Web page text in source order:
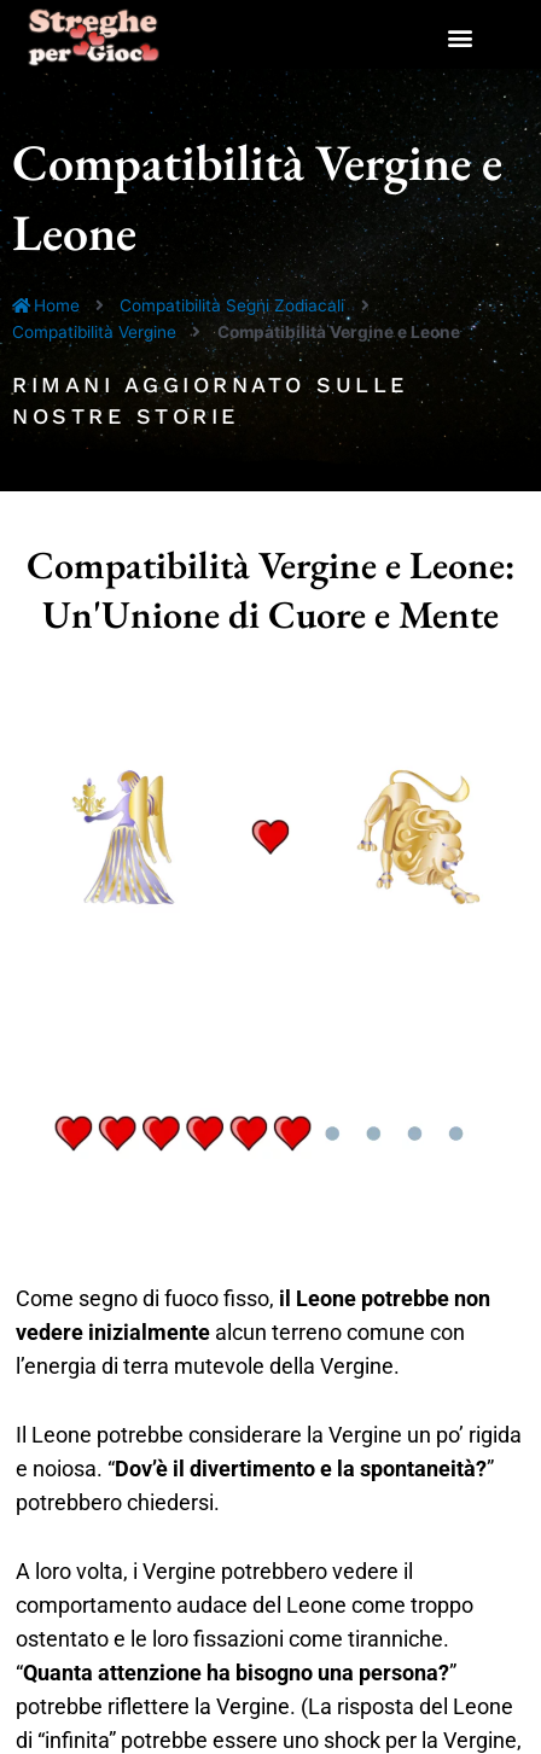
contenuto
Compatibilità Vergine e
Leone
Home
Compatibilità Segni Zodiacali
Compatibilità Vergine
Compatibilità Vergine e Leone
RIMANI AGGIORNATO SULLE
NOSTRE STORIE
Compatibilità Vergine e Leone:
Un'Unione di Cuore e Mente
Come segno di fuoco fisso, il Leone potrebbe non
vedere inizialmente alcun terreno comune con
l’energia di terra mutevole della Vergine.
Il Leone potrebbe considerare la Vergine un po’ rigida
e noiosa. “Dov’è il divertimento e la spontaneità?”
potrebbero chiedersi.
A loro volta, i Vergine potrebbero vedere il
comportamento audace del Leone come troppo
ostentato e le loro fissazioni come tiranniche.
“Quanta attenzione ha bisogno una persona?”
potrebbe riflettere la Vergine. (La risposta del Leone
di “infinita” potrebbe essere uno shock per la Vergine,